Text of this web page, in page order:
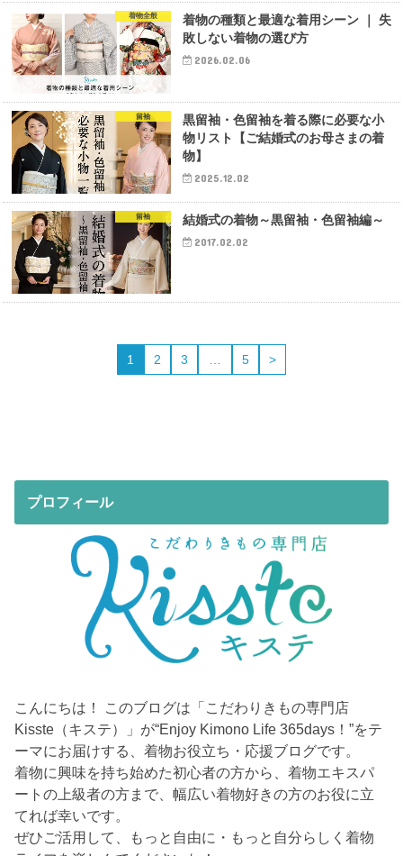
着物全般
着物の種類と最適な着用シーン ｜ 失
敗しない着物の選び方
2026.02.06
留袖
黒留袖・色留袖を着る際に必要な小
物リスト【ご結婚式のお母さまの着
物】
2025.12.02
留袖 結婚式の着物～黒留袖・色留袖編～
2017.02.02
1 2 3 5 >
プロフィール
こんにちは！ このブログは「こだわりきもの専門店
Kisste（キステ）」が“Enjoy Kimono Life 365days！”をテ
ーマにお届けする、着物お役立ち・応援ブログです。
着物に興味を持ち始めた初心者の方から、着物エキスパ
ートの上級者の方まで、幅広い着物好きの方のお役に立
てれば幸いです。
ぜひご活用して、もっと自由に・もっと自分らしく着物